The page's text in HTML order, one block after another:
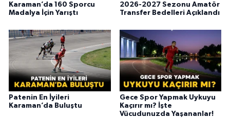
Karaman’da 160 Sporcu
Madalya İçin Yarıştı
2026-2027 Sezonu Amatör
Transfer Bedelleri Açıklandı
Patenin En İyileri
Karaman’da Buluştu
Gece Spor Yapmak Uykuyu
Kaçırır mı? İşte
Vücudunuzda Yaşananlar!